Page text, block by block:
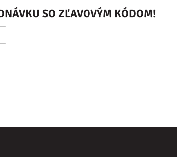
SO ZĽAVOVÝM KÓDOM!